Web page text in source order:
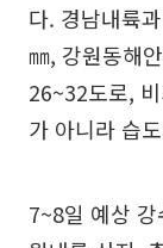
다. 경남내륙
㎜, 강원동해
26~32도로,
가 아니라 습
7~8일 예상 강